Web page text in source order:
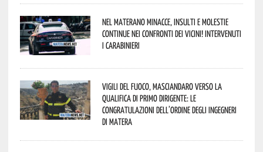
Nel materano minacce, insulti e molestie
continue nei confronti dei vicini! Intervenuti
i Carabinieri
Vigili del Fuoco, Masciandaro verso la
qualifica di Primo Dirigente: le
congratulazioni dell’Ordine degli Ingegneri
di Matera